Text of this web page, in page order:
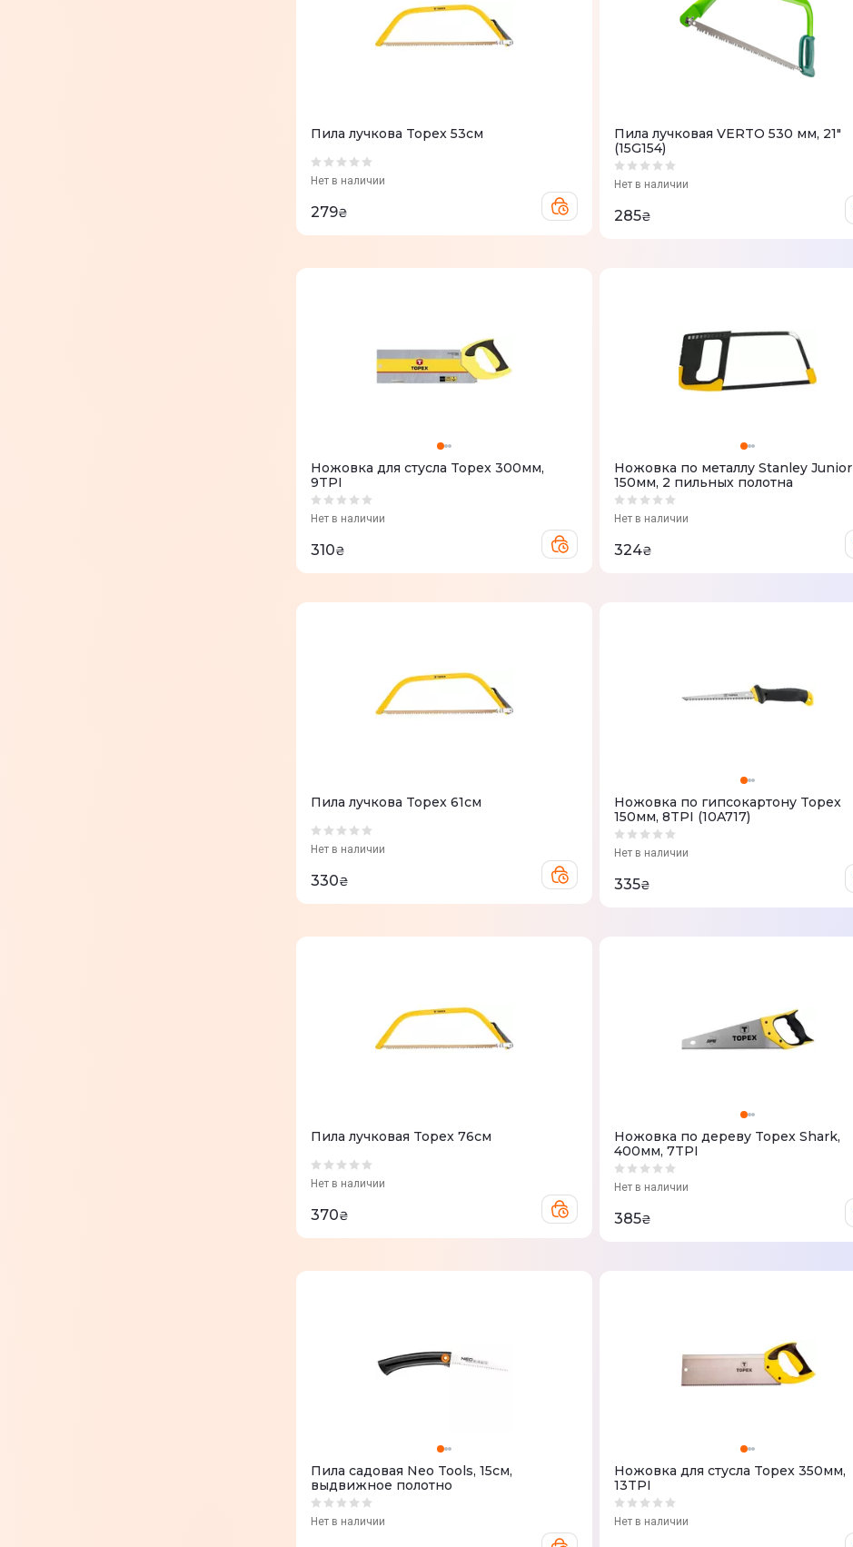
Пила лучкова Topex 53см
Нет в наличии
279₴
Пила лучковая VERTO 530 мм, 21"
(15G154)
Нет в наличии
285₴
Ножовка для стусла Topex 300мм,
9TPI
Нет в наличии
310₴
Ножовка по металлу Stanley Junior
150мм, 2 пильных полотна
Нет в наличии
324₴
Пила лучкова Topex 61см
Нет в наличии
330₴
Ножовка по гипсокартону Topex
150мм, 8TPI (10A717)
Нет в наличии
335₴
Пила лучковая Topex 76см
Нет в наличии
370₴
Ножовка по дереву Topex Shark,
400мм, 7TPI
Нет в наличии
385₴
Пила садовая Neo Tools, 15см,
выдвижное полотно
Нет в наличии
Ножовка для стусла Topex 350мм,
13TPI
Нет в наличии